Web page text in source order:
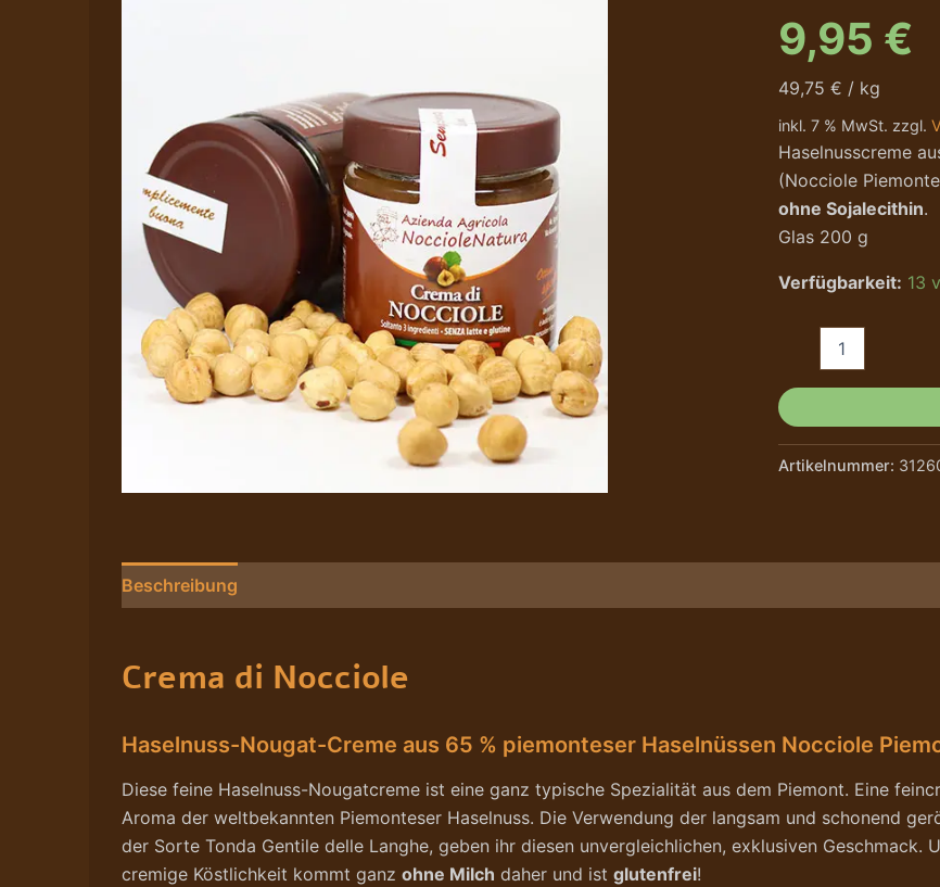
9,95 €
49,75 € / kg
inkl. 7 % MwSt. zzgl.
Haselnusscreme
(Nocciole Piemonte
ohne Sojalecithin.
Glas 200 g
Verfügbarkeit: 13
65%
Haselnüsse,
Menge
Artikelnummer:
Beschreibung
Crema di Nocciole
Haselnuss-Nougat-Creme aus 65 % piemonteser Haselnüssen Nocciole
Diese feine Haselnuss-Nougatcreme ist eine ganz typische Spezialität aus dem Piemont. Eine
Aroma der weltbekannten Piemonteser Haselnuss. Die Verwendung der langsam und schonend
der Sorte Tonda Gentile delle Langhe, geben ihr diesen unvergleichlichen, exklusiven Geschmack.
cremige Köstlichkeit kommt ganz ohne Milch daher und ist glutenfrei!